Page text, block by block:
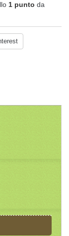
1 punto da